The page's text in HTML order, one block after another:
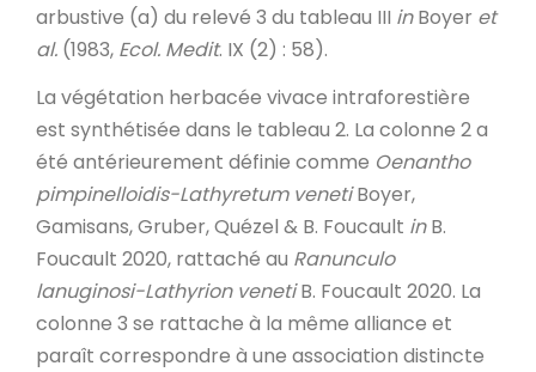
arbustive (a) du relevé 3 du tableau III inBoyer et
al. (1983, Ecol. Medit. IX (2) : 58).
La végétation herbacée vivace intraforestière
est synthétisée dans le tableau 2. La colonne 2 a
été antérieurement définie comme Oenantho
pimpinelloidis-Lathyretum venetiBoyer,
Gamisans, Gruber, Quézel & B. Foucault inB.
Foucault 2020, rattaché au Ranunculo
lanuginosi-Lathyrion venetiB. Foucault 2020. La
colonne 3 se rattache à la même alliance et
paraît correspondre à une association distincte